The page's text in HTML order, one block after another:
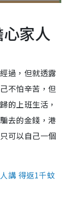
家人
過，但就透露
不怕辛苦，但
的上班生活，
去的金錢，港
可以自己一個
講 得返1千蚊